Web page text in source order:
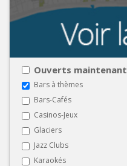
Ouverts maintenant
Bars à thèmes
Bars-Cafés
Casinos-Jeux
Glaciers
Jazz Clubs
Karaokés